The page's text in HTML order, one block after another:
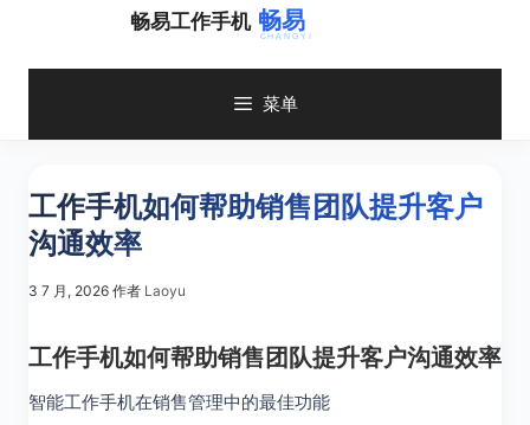
畅易工作手机
菜单
工作手机如何帮助销售团队提升客户
沟通效率
3 7 月, 2026 作者 Laoyu
工作手机如何帮助销售团队提升客户沟通效率
智能工作手机在销售管理中的最佳功能